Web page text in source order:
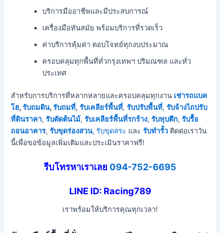
บริการมืออาชีพและมีประสบการณ์
เครื่องมือทันสมัย พร้อมบริการที่รวดเร็ว
ค่าบริการคุ้มค่า ตอบโจทย์ทุกงบประมาณ
ครอบคลุมทุกพื้นที่ทั่วกรุงเทพฯ ปริมณฑล และทั่ว
ประเทศ
สำหรับการบริการที่หลากหลายและครอบคลุมทุกงาน เช่ารถแบค
โฮ,รับถมดิน,รับถมที่, รับเคลียร์พื้นที่,รับปรับพื้นที่,รับจ้างไถปรับ
ที่ดินราคา,รับตัดต้นไม้,รับเคลียร์พื้นที่รกร้าง,รับทุบตึก,รับรื้อ
ถอนอาคาร,รับขุดร่องสวน,รับขุดสระ และรับทำรั้ว ติดต่อเราวัน
นี้เพื่อขอข้อมูลเพิ่มเติมและประเมินราคาฟรี!
รีบโทรหาเราเลย 094-752-6695
LINE ID: Racing789
เราพร้อมให้บริการคุณทุกเวลา!